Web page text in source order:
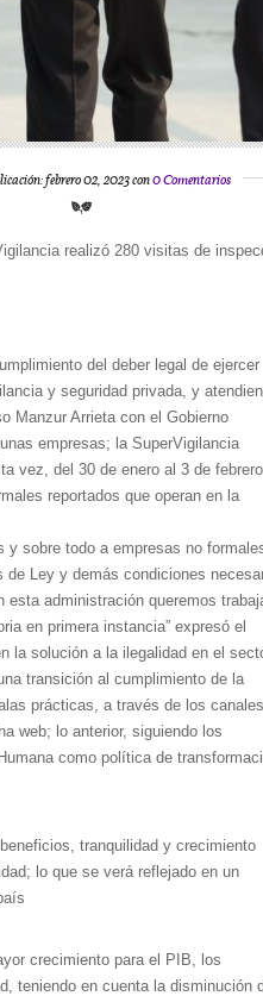
febrero 02, 2023 con0 Comentarios
realizó 280 visitas de
del deber legal de ejercer
y seguridad privada, y
Manzur Arrieta con el Gobierno
empresas; la SuperVigilancia
vez, del 30 de enero al 3 de febrero
reportados que operan en la
y sobre todo a empresas no
Ley y demás condiciones
administración queremos
en primera instancia” expresó el
la solución a la ilegalidad en el
transición al cumplimiento de la
prácticas, a través de los canales
web; lo anterior, siguiendo los
como política de
tranquilidad y crecimiento
lo que se verá reflejado en un
crecimiento para el PIB, los
teniendo en cuenta la disminución